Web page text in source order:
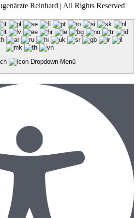
Reinhard | All Rights Reserved